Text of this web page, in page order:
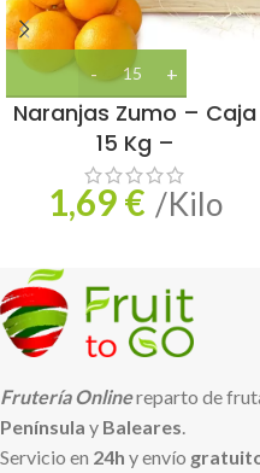
Naranjas Zumo – Caja
15 Kg –
1,69€ /Kilo
Frutería Onlinereparto de
Península y Baleares.
Servicio en 24h y envío